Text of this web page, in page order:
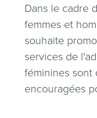
Dans le cadre
femmes et
souhaite
services de
féminines sont
encouragées